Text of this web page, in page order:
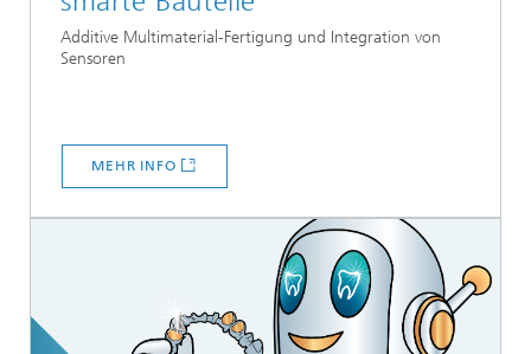
Additive Multimaterial-Fertigung und Integration von
Sensoren
MEHR INFO